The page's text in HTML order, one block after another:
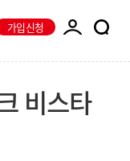
가입신청
비스타